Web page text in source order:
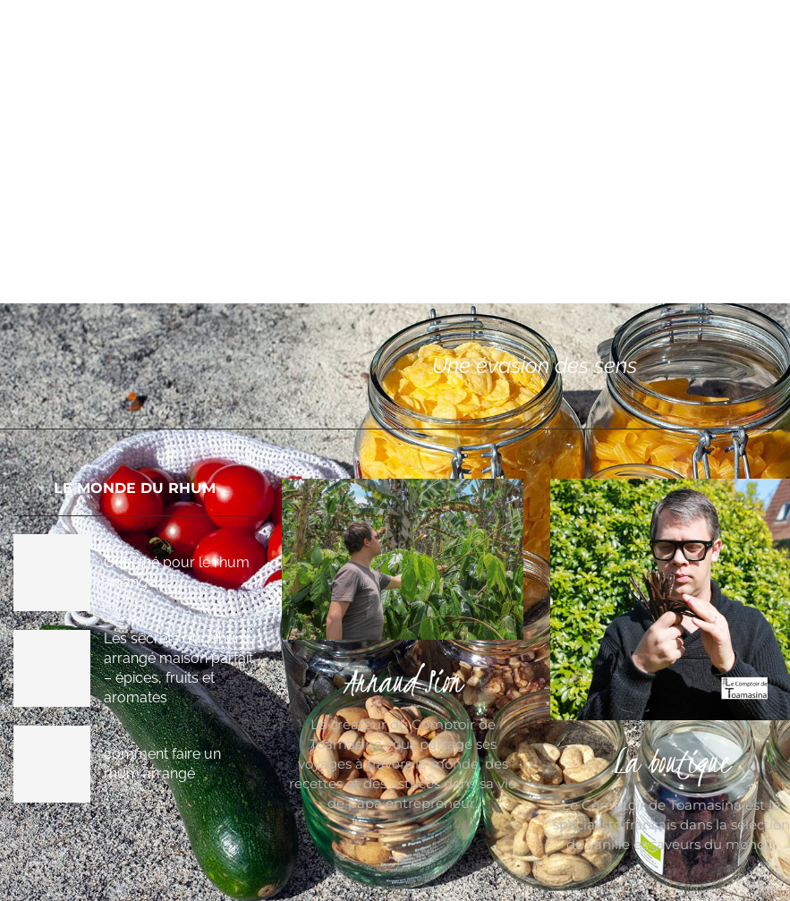
Une évasion des sens
LE MONDE DU RHUM
Quel thé pour le rhum
arrangé
Les secrets d’un rhum
arrangé maison parfait
– épices, fruits et
aromates
comment faire un
rhum arrangé
Arnaud Sion
Le créateur du Comptoir de
Toamasina vous partage ses
voyages à travers le monde, des
recettes et des astuces dans sa vie
de papa entrepreneur.
La boutique
Le Comptoir de Toamasina est le
spécialiste français dans la sélection
de vanille et saveurs du monde.